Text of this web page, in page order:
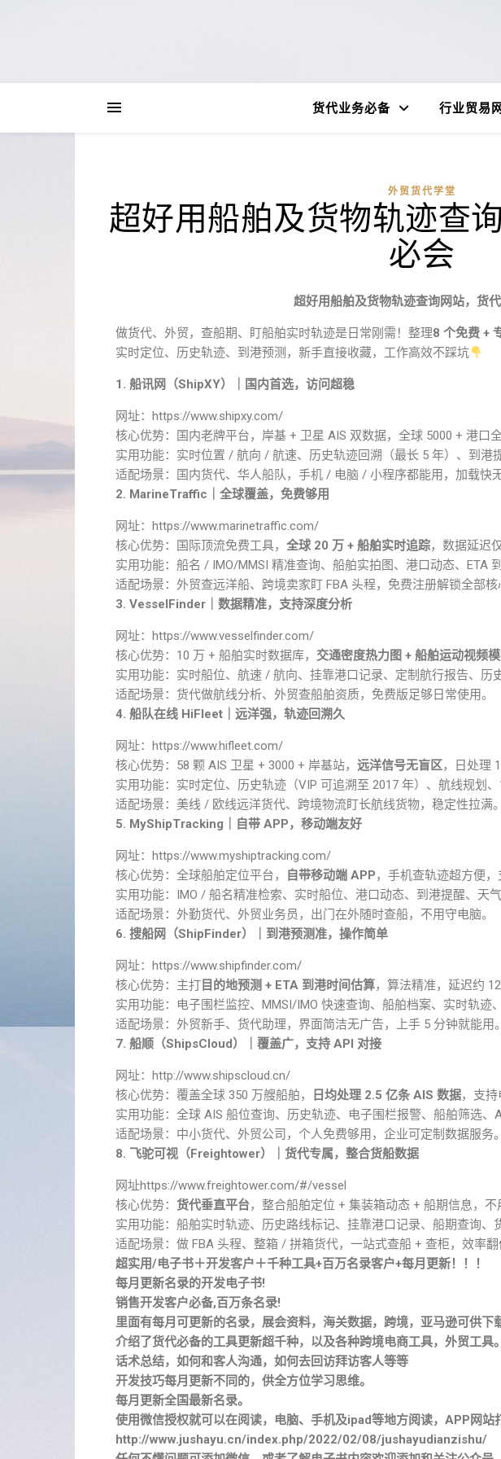
货代业务必备 行业贸易
外贸货代学堂
超好用船舶及货物轨迹查
必会
超好用船舶及货物轨迹查询网站，货
做货代、外贸，查船期、盯船舶实时轨迹是日常刚需！整理8 个免费 +
实时定位、历史轨迹、到港预测，新手直接收藏，工作高效不踩坑
1. 船讯网（ShipXY）｜国内首选，访问超稳
网址：https://www.shipxy.com/
核心优势：国内老牌平台，岸基 + 卫星 AIS 双数据，全球 5000 + 港口
实用功能：实时位置 / 航向 / 航速、历史轨迹回溯（最长 5 年）、到港
适配场景：国内货代、华人船队，手机 / 电脑 / 小程序都能用，加载快无
2. MarineTraffic｜全球覆盖，免费够用
网址：https://www.marinetraffic.com/
核心优势：国际顶流免费工具， 全球 20 万 + 船舶实时追踪，数据延迟
实用功能：船名 / IMO/MMSI 精准查询、船舶实拍图、港口动态、ETA
适配场景：外贸查远洋船、跨境卖家盯 FBA 头程，免费注册解锁全部核
3. VesselFinder｜数据精准，支持深度分析
网址：https://www.vesselfinder.com/
核心优势：10 万 + 船舶实时数据库， 交通密度热力图 + 船舶运动视频
实用功能：实时船位、航速 / 航向、挂靠港口记录、定制航行报告、历
适配场景：货代做航线分析、外贸查船舶资质，免费版足够日常使用。
4. 船队在线 HiFleet｜远洋强，轨迹回溯久
网址：https://www.hifleet.com/
核心优势：58 颗 AIS 卫星 + 3000 + 岸基站， 远洋信号无盲区，日处理
实用功能：实时定位、历史轨迹（VIP 可追溯至 2017 年）、航线规划
适配场景：美线 / 欧线远洋货代、跨境物流盯长航线货物，稳定性拉满。
5. MyShipTracking｜自带 APP，移动端友好
网址：https://www.myshiptracking.com/
核心优势：全球船舶定位平台，
自带移动端 APP，手机查轨迹超方便，
实用功能：IMO / 船名精准检索、实时船位、港口动态、到港提醒、天气
适配场景：外勤货代、外贸业务员，出门在外随时查船，不用守电脑。
6. 搜船网（ShipFinder）｜到港预测准，操作简单
网址：https://www.shipfinder.com/
核心优势：主打 目的地预测 + ETA 到港时间估算，算法精准，延迟约
实用功能：电子围栏监控、MMSI/IMO 快速查询、船舶档案、实时轨迹
适配场景：外贸新手、货代助理，界面简洁无广告，上手 5 分钟就能用。
7. 船顺（ShipsCloud）｜覆盖广，支持 API 对接
网址：http://www.shipscloud.cn/
核心优势：覆盖全球 350 万艘船舶，
日均处理 2.5 亿条 AIS 数据，支持
实用功能：全球 AIS 船位查询、历史轨迹、电子围栏报警、船舶筛选、
适配场景：中小货代、外贸公司，个人免费够用，企业可定制数据服务。
8. 飞驼可视（Freightower）｜货代专属，整合货船数据
网址https://www.freightower.com/#/vessel
核心优势： 货代垂直平台，整合船舶定位 + 集装箱动态 + 船期信息，不
实用功能：船舶实时轨迹、历史路线标记、挂靠港口记录、船期查询、
适配场景：做 FBA 头程、整箱 / 拼箱货代，一站式查船 + 查柜，效率翻
超实用/电子书＋开发客户＋千种工具+百万名录客户+每月更新！！！
每月更新名录的开发电子书!
销售开发客户必备,百万条名录!
里面有每月可更新的名录，展会资料，海关数据，跨境，亚马逊可供下
介绍了货代必备的工具更新超千种，以及各种跨境电商工具，外贸工具。
话术总结，如何和客人沟通，如何去回访拜访客人等等
开发技巧每月更新不同的，供全方位学习思维。
每月更新全国最新名录。
使用微信授权就可以在阅读，电脑、手机及ipad等地方阅读，APP网站
http://www.jushayu.cn/index.php/2022/02/08/jushayudianzishu/